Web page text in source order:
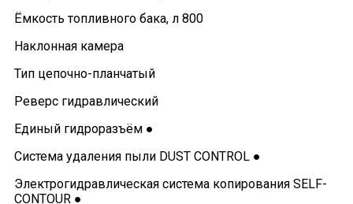
Ёмкость топливного бака, л 800
Наклонная камера
Тип цепочно-планчатый
Реверс гидравлический
Единый гидроразъём ●
Система удаления пыли DUST CONTROL ●
Электрогидравлическая система копирования SELF-
CONTOUR ●